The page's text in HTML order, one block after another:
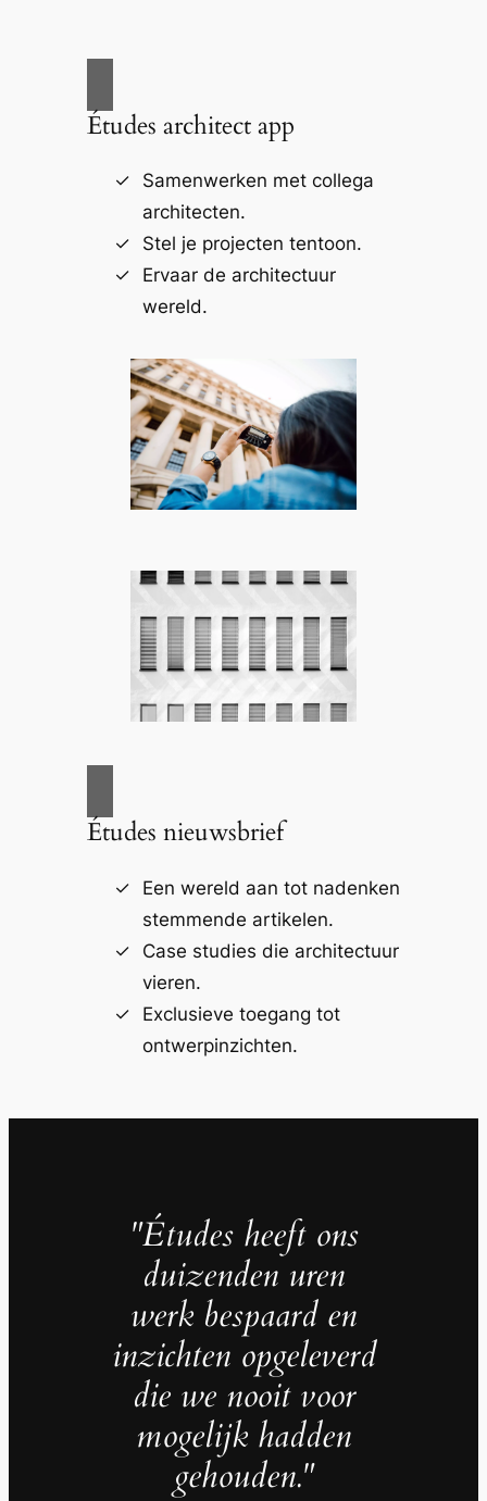
Études architect app
Samenwerken met collega
architecten.
Stel je projecten tentoon.
Ervaar de architectuur
wereld.
Études nieuwsbrief
Een wereld aan tot nadenken
stemmende artikelen.
Case studies die architectuur
vieren.
Exclusieve toegang tot
ontwerpinzichten.
"Études heeft ons
duizenden uren
werk bespaard en
inzichten opgeleverd
die we nooit voor
mogelijk hadden
gehouden."